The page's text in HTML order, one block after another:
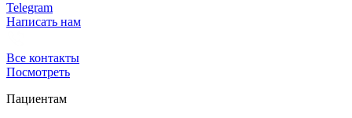
Telegram
Написать нам
Все контакты
Посмотреть
Пациентам